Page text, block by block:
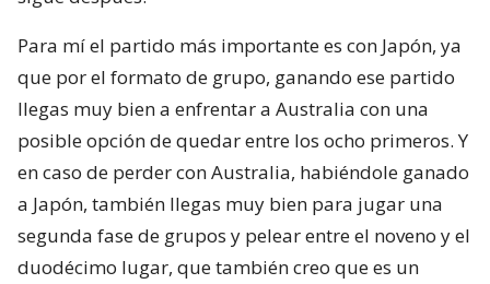
Para mí el partido más importante es con Japón, ya
que por el formato de grupo, ganando ese partido
llegas muy bien a enfrentar a Australia con una
posible opción de quedar entre los ocho primeros. Y
en caso de perder con Australia, habiéndole ganado
a Japón, también llegas muy bien para jugar una
segunda fase de grupos y pelear entre el noveno y el
duodécimo lugar, que también creo que es un